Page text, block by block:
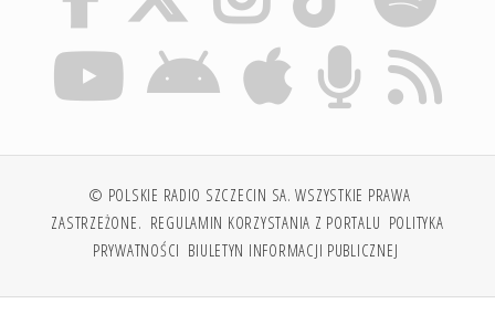
© POLSKIE RADIO SZCZECIN SA. WSZYSTKIE PRAWA
ZASTRZEŻONE. REGULAMIN KORZYSTANIA Z PORTALU POLITYKA
PRYWATNOŚCI BIULETYN INFORMACJI PUBLICZNEJ